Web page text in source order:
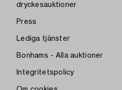
dryckesauktioner
Press
Lediga tjänster
Bonhams - Alla auktioner
Integritetspolicy